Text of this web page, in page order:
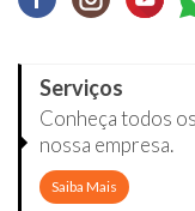
Serviços
Conheça todos
nossa empresa.
Saiba Mais